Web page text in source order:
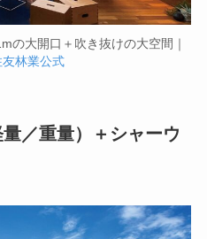
の大開口＋吹き抜けの大空間｜
友林業公式
／重量）＋シャーウ